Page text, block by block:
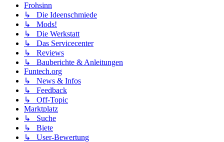
Frohsinn
↳ Die Ideenschmiede
↳ Mods!
↳ Die Werkstatt
↳ Das Servicecenter
↳ Reviews
↳ Bauberichte & Anleitungen
Funtech.org
↳ News & Infos
↳ Feedback
↳ Off-Topic
Marktplatz
↳ Suche
↳ Biete
↳ User-Bewertung